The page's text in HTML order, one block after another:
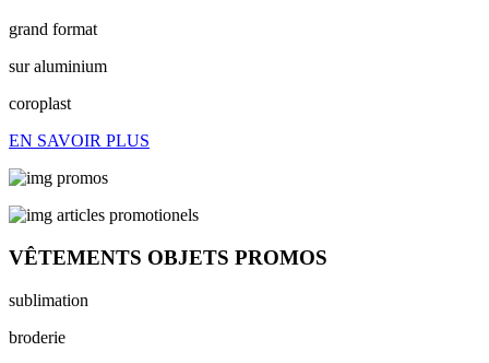
grand format
sur aluminium
coroplast
EN SAVOIR PLUS
VÊTEMENTS OBJETS PROMOS
sublimation
broderie